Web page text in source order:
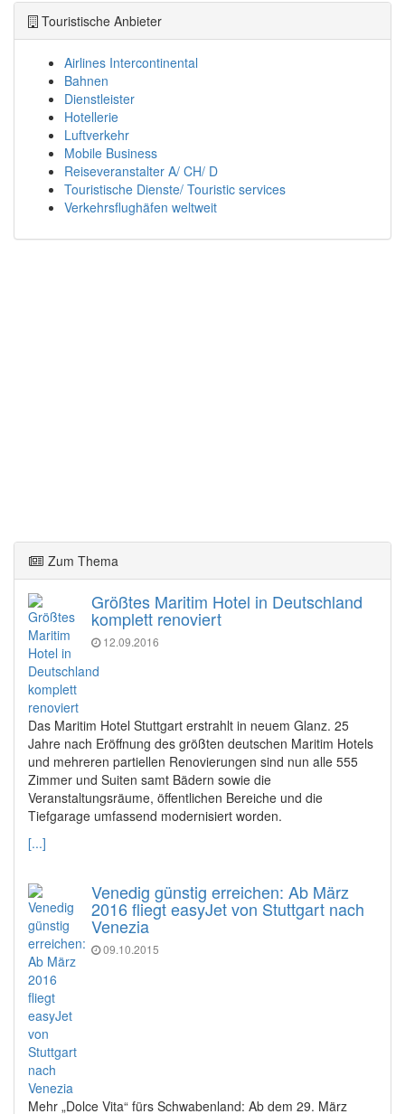
Touristische Anbieter
Airlines Intercontinental
Bahnen
Dienstleister
Hotellerie
Luftverkehr
Mobile Business
Reiseveranstalter A/ CH/ D
Touristische Dienste/ Touristic services
Verkehrsflughäfen weltweit
Zum Thema
Größtes Maritim Hotel in Deutschland
komplett renoviert
12.09.2016
Das Maritim Hotel Stuttgart erstrahlt in neuem Glanz. 25
Jahre nach Eröffnung des größten deutschen Maritim Hotels
und mehreren partiellen Renovierungen sind nun alle 555
Zimmer und Suiten samt Bädern sowie die
Veranstaltungsräume, öffentlichen Bereiche und die
Tiefgarage umfassend modernisiert worden.
[...]
Venedig günstig erreichen: Ab März
2016 fliegt easyJet von Stuttgart nach
Venezia
09.10.2015
Mehr „Dolce Vita“ fürs Schwabenland: Ab dem 29. März